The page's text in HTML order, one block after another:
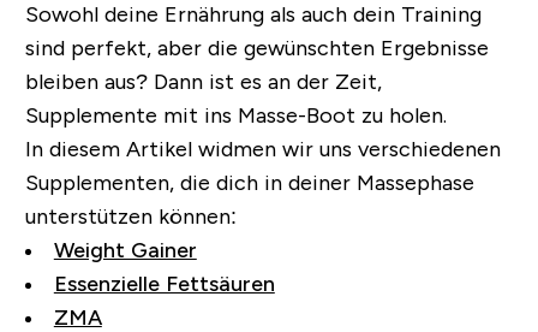
Sowohl deine Ernährung als auch dein Training
sind perfekt, aber die gewünschten Ergebnisse
bleiben aus? Dann ist es an der Zeit,
Supplemente mit ins Masse-Boot zu holen.
In diesem Artikel widmen wir uns verschiedenen
Supplementen, die dich in deiner Massephase
unterstützen können:
Weight Gainer
Essenzielle Fettsäuren
ZMA